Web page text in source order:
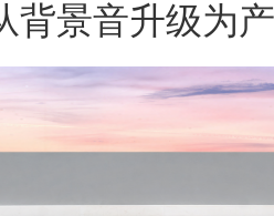
背景音升级为